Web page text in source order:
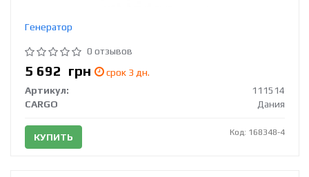
Генератор
0 отзывов
5 692 грн
срок 3 дн.
Артикул:
111514
CARGO
Дания
КУПИТЬ Код: 168348-4